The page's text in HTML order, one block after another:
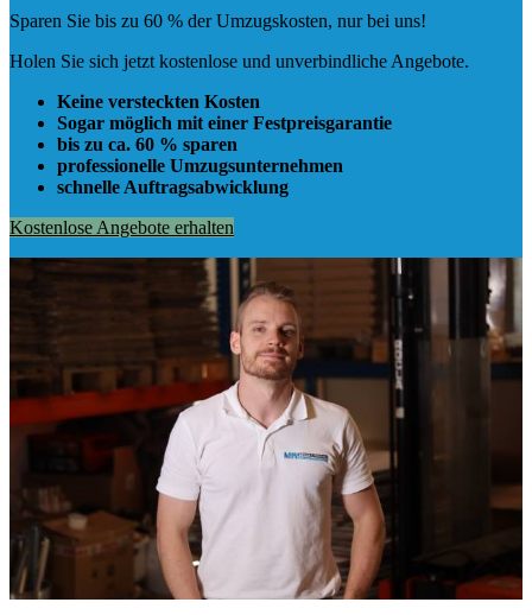
Sparen Sie bis zu 60 % der Umzugskosten, nur bei uns!
Holen Sie sich jetzt kostenlose und unverbindliche Angebote.
Keine versteckten Kosten
Sogar möglich mit einer Festpreisgarantie
bis zu ca. 60 % sparen
professionelle Umzugsunternehmen
schnelle Auftragsabwicklung
Kostenlose Angebote erhalten